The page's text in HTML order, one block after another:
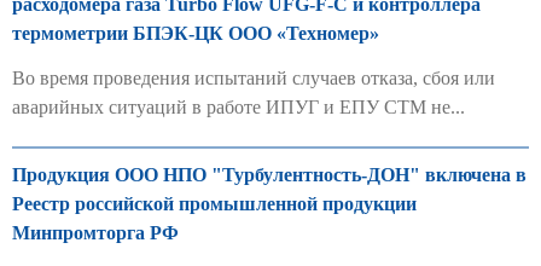
расходомера газа Turbo Flow UFG-F-С и контроллера
термометрии БПЭК-ЦК ООО «Техномер»
Во время проведения испытаний случаев отказа, сбоя или
аварийных ситуаций в работе ИПУГ и ЕПУ СТМ не...
Продукция ООО НПО "Турбулентность-ДОН" включена в
Реестр российской промышленной продукции
Минпромторга РФ